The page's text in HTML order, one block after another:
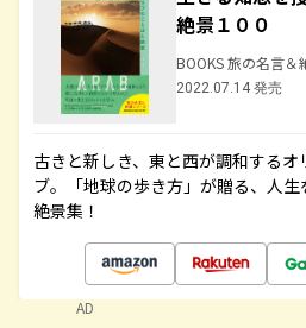
絶景１００
BOOKS 旅の名言＆
2022.07.14 発売
古きと新しき、東と西が調和する
ブ。「地球の歩き方」が贈る、人
絶景集！
AD